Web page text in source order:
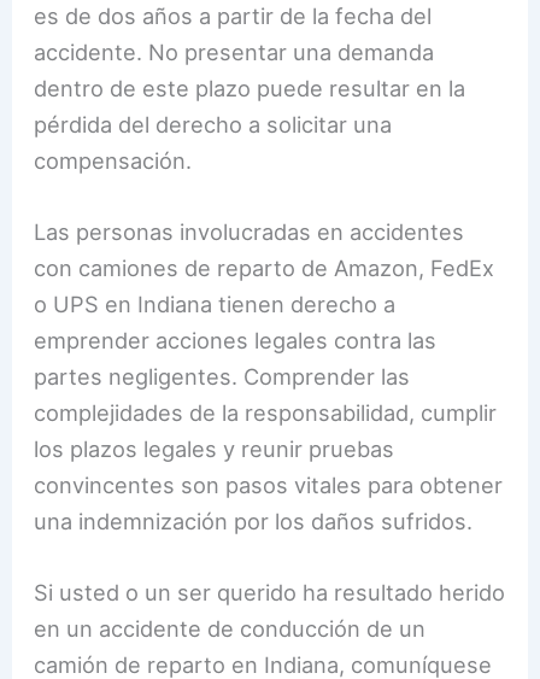
es de dos años a partir de la fecha del
accidente. No presentar una demanda
dentro de este plazo puede resultar en la
pérdida del derecho a solicitar una
compensación.
Las personas involucradas en accidentes
con camiones de reparto de Amazon, FedEx
o UPS en Indiana tienen derecho a
emprender acciones legales contra las
partes negligentes. Comprender las
complejidades de la responsabilidad, cumplir
los plazos legales y reunir pruebas
convincentes son pasos vitales para obtener
una indemnización por los daños sufridos.
Si usted o un ser querido ha resultado herido
en un accidente de conducción de un
camión de reparto en Indiana, comuníquese